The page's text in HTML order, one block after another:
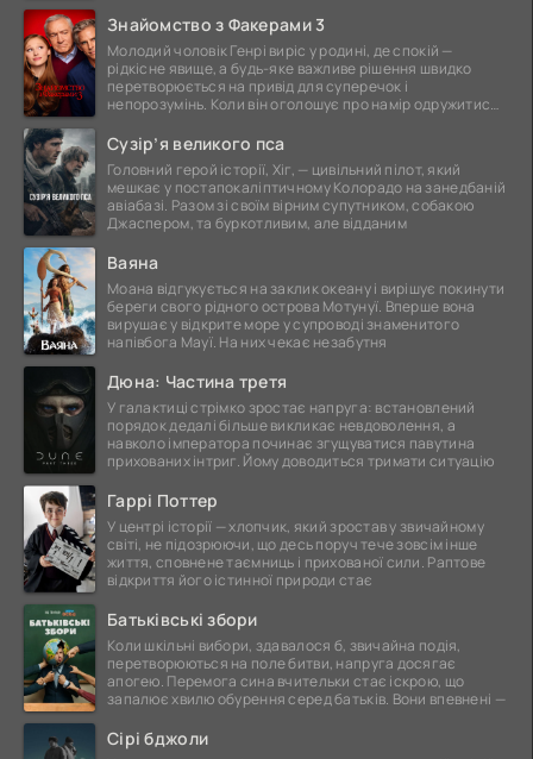
Знайомство з Факерами 3
Молодий чоловік Генрі виріс у родині, де спокій —
рідкісне явище, а будь-яке важливе рішення швидко
перетворюється на привід для суперечок і
непорозумінь. Коли він оголошує про намір одружитися,
Сузір’я великого пса
Головний герой історії, Хіг, — цивільний пілот, який
мешкає у постапокаліптичному Колорадо на занедбаній
авіабазі. Разом зі своїм вірним супутником, собакою
Джаспером, та буркотливим, але відданим
Ваяна
Моана відгукується на заклик океану і вирішує покинути
береги свого рідного острова Мотунуї. Вперше вона
вирушає у відкрите море у супроводі знаменитого
напівбога Мауї. На них чекає незабутня
Дюна: Частина третя
У галактиці стрімко зростає напруга: встановлений
порядок дедалі більше викликає невдоволення, а
навколо імператора починає згущуватися павутина
прихованих інтриг. Йому доводиться тримати ситуацію
Гаррі Поттер
У центрі історії — хлопчик, який зростав у звичайному
світі, не підозрюючи, що десь поруч тече зовсім інше
життя, сповнене таємниць і прихованої сили. Раптове
відкриття його істинної природи стає
Батьківські збори
Коли шкільні вибори, здавалося б, звичайна подія,
перетворюються на поле битви, напруга досягає
апогею. Перемога сина вчительки стає іскрою, що
запалює хвилю обурення серед батьків. Вони впевнені —
Сірі бджоли